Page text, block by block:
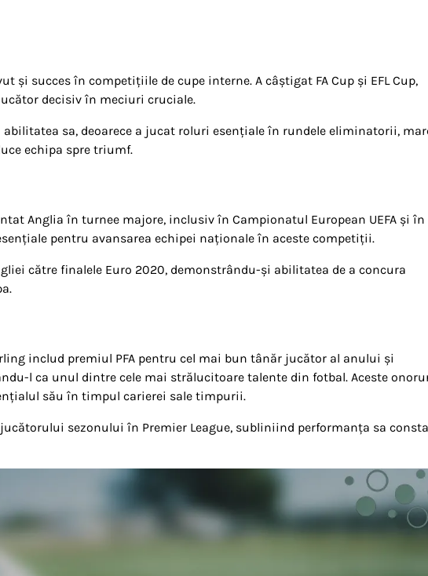
și succes în competițiile de cupe interne. A câștigat FA Cup și EFL Cup,
decisiv în meciuri cruciale.
sa, deoarece a jucat roluri esențiale în rundele eliminatorii,
echipa spre triumf.
Anglia în turnee majore, inclusiv în Campionatul European UEFA și în
pentru avansarea echipei naționale în aceste competiții.
către finalele Euro 2020, demonstrându-și abilitatea de a concura
includ premiul PFA pentru cel mai bun tânăr jucător al anului și
l ca unul dintre cele mai strălucitoare talente din fotbal. Aceste
său în timpul carierei sale timpurii.
sezonului în Premier League, subliniind performanța sa